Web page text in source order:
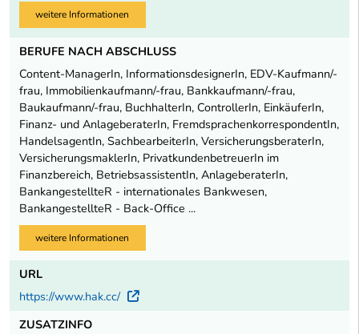
weitere Informationen
BERUFE NACH ABSCHLUSS
Content-ManagerIn, InformationsdesignerIn, EDV-Kaufmann/-
frau, Immobilienkaufmann/-frau, Bankkaufmann/-frau,
Baukaufmann/-frau, BuchhalterIn, ControllerIn, EinkäuferIn,
Finanz- und AnlageberaterIn, FremdsprachenkorrespondentIn,
HandelsagentIn, SachbearbeiterIn, VersicherungsberaterIn,
VersicherungsmaklerIn, PrivatkundenbetreuerIn im
Finanzbereich, BetriebsassistentIn, AnlageberaterIn,
BankangestellteR - internationales Bankwesen,
BankangestellteR - Back-Office ...
weitere Informationen
URL
https://www.hak.cc/
Externer Link
ZUSATZINFO